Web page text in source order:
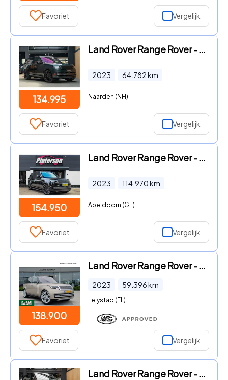
Favoriet Vergelijk
134.995
Land Rover Range Rover - P510e Autobio PHEV Pano Meridian Stoelventilatie Autobiograp
2023 64.782km
Naarden (NH)
Favoriet Vergelijk
154.950
Land Rover Range Rover - 3.0 D350 LWB Autobiography 7p. BTW
2023 114.970km
Apeldoorn (GE)
Favoriet Vergelijk
138.900
Land Rover Range Rover - P510e 6-cil. AWD Autobiography PHEV | Dealeronderhouden | Ma
2023 59.396km
Lelystad (FL)
Favoriet Vergelijk
Land Rover Range Rover - P510e HSE Massage Meridian Pano 3.0 P510e HSE PHEV Eiger Gre